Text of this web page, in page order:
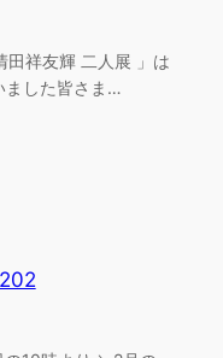
田祥友輝 二人展 」は
ました皆さま…